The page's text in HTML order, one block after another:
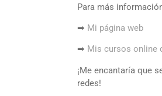
Para más
➡ Mi página web
➡ Mis cursos online
¡Me encantaría que
redes!